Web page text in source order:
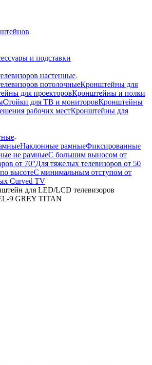
и подставки
настенные
потолочныеКронштейны для
для проекторовКронштейны и полки
Стойки для ТВ и мониторовКронштейны
рабочих местКронштейны для
Наклонные рамныеФиксированные
не рамныеС большим выносом от
от 70"Для тяжелых телевизоров от 50
высотеС минимальным отступом от
Curved TV
для LED/LCD телевизоров
9 GREY TITAN